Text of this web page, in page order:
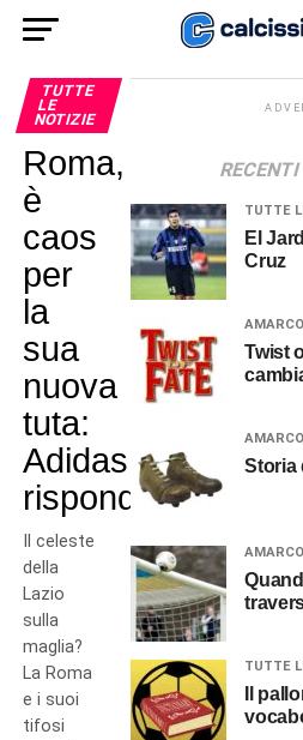
TUTTE
LE
NOTIZIE
Roma,
è
caos
per
la
sua
nuova
tuta:
Adidas
risponde
Il celeste
della
Lazio
sulla
maglia?
La Roma
e i suoi
tifosi
RECENTI
TUTTE
El
Cruz
Twist
Storia
TUTTE
Il